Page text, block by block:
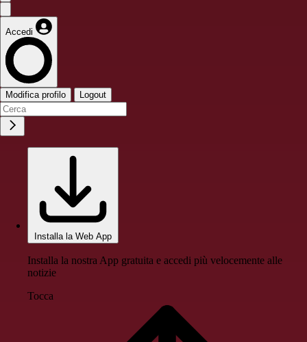
Accedi
Modifica profilo Logout
Installa la Web App
Installa la nostra App gratuita e accedi più velocemente alle
notizie
Tocca